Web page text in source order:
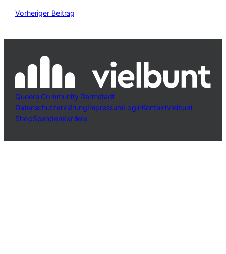
Vorheriger Beitrag
Queere Community Darmstadt
DatenschutzerklärungImpressumLoginKontaktvielbunt
ShopSpendenKarriere